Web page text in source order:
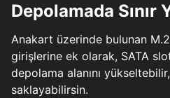
Depolamada Sınır
Anakart üzerinde bulunan
girişlerine ek olarak, SATA
depolama alanını
saklayabilirsin.